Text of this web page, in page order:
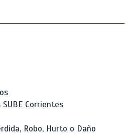
Corrientes
Robo, Hurto o Daño